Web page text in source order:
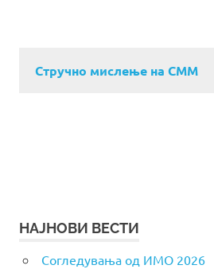
Стручно мислење на СММ
НАЈНОВИ ВЕСТИ
Согледувања од ИМО 2026